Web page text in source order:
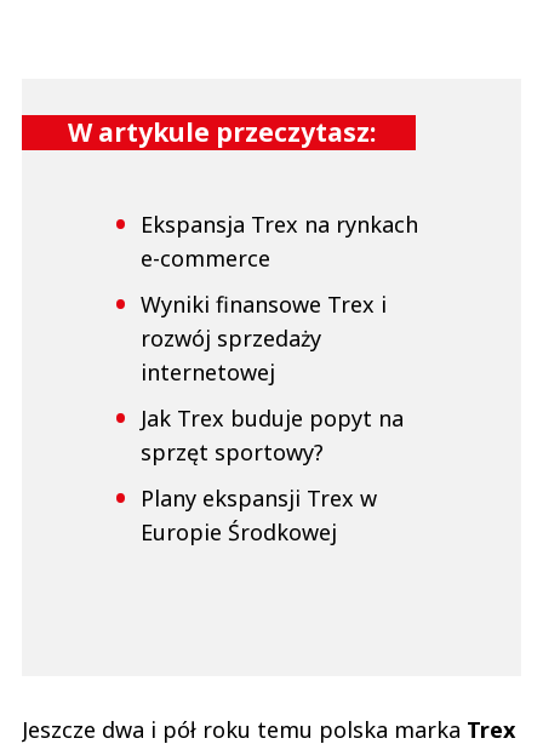
W artykule przeczytasz:
Ekspansja Trex na rynkach
e-commerce
Wyniki finansowe Trex i
rozwój sprzedaży
internetowej
Jak Trex buduje popyt na
sprzęt sportowy?
Plany ekspansji Trex w
Europie Środkowej
Jeszcze dwa i pół roku temu polska marka Trex